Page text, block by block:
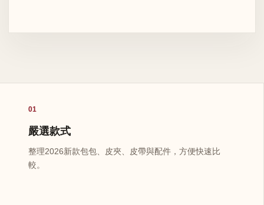
01
嚴選款式
整理2026新款包包、皮夾、皮帶與配件，方便快速比
較。